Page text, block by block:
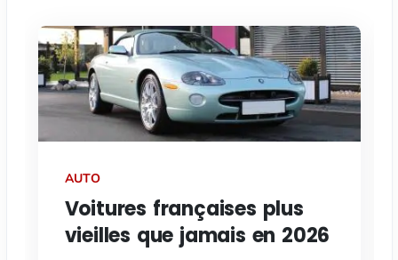
AUTO
Voitures françaises plus
vieilles que jamais en 2026